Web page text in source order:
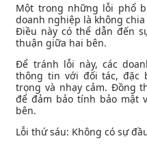
Một trong những lỗi phổ
doanh nghiệp là không
Điều này có thể dẫn đến
thuận giữa hai bên.
Để tránh lỗi này, các
thông tin với đối tác, đặc
trọng và nhạy cảm. Đồng
để đảm bảo tính bảo mật
bên.
Lỗi thứ sáu: Không có sự